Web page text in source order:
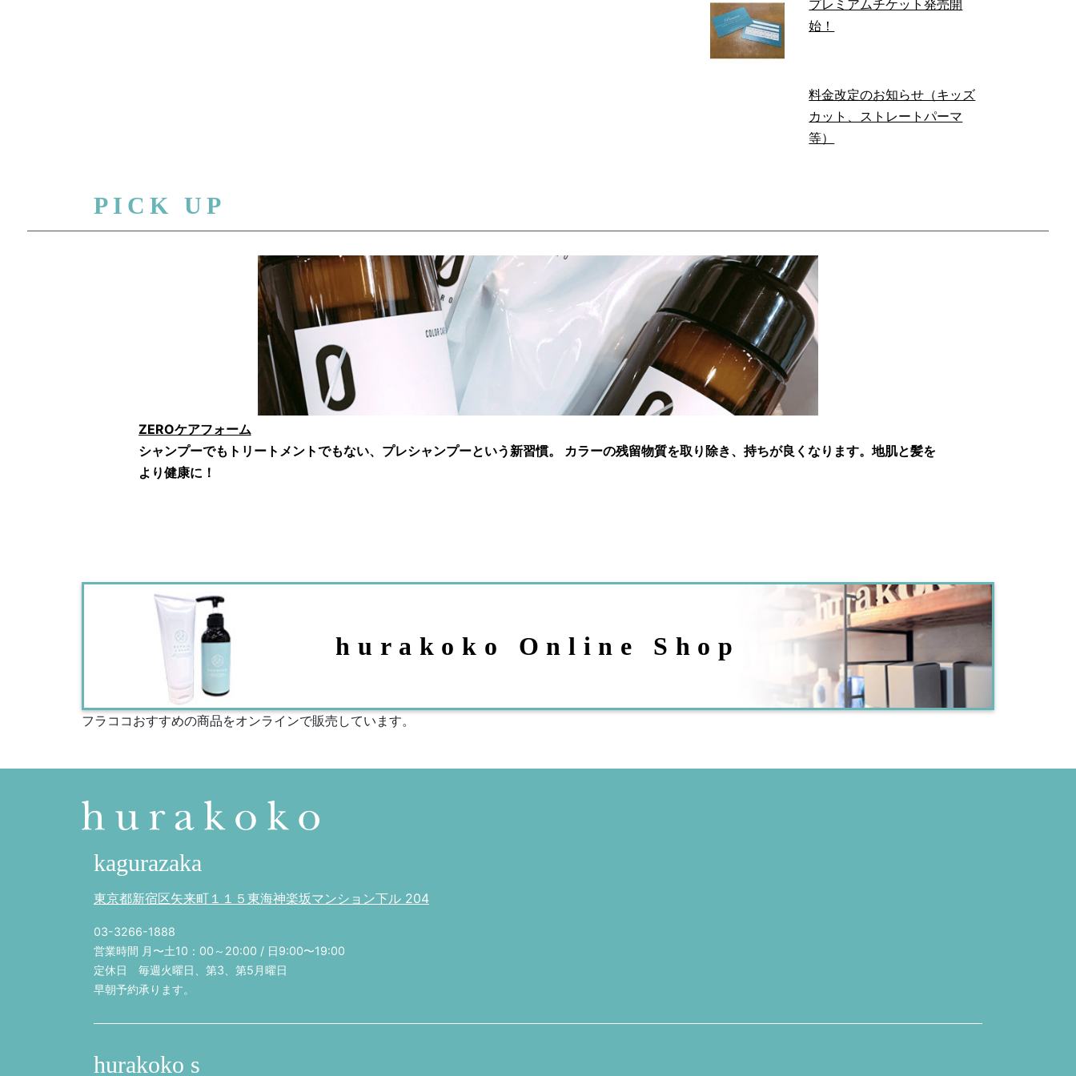
プレミアムチケット発売開
始！
料金改定のお知らせ（キッズ
カット、ストレートパーマ
等）
PICK UP
ZEROケアフォーム
シャンプーでもトリートメントでもない、プレシャンプーという新習慣。 カラーの残留物質を取り除き、持ちが良くなります。地肌と髪を
より健康に！
hurakoko Online Shop
フラココおすすめの商品をオンラインで販売しています。
kagurazaka
東京都新宿区矢来町１１５東海神楽坂マンション下ル 204
03-3266-1888
営業時間 月〜土10：00～20:00 / 日9:00〜19:00
定休日 毎週火曜日、第3、第5月曜日
早朝予約承ります。
hurakoko s